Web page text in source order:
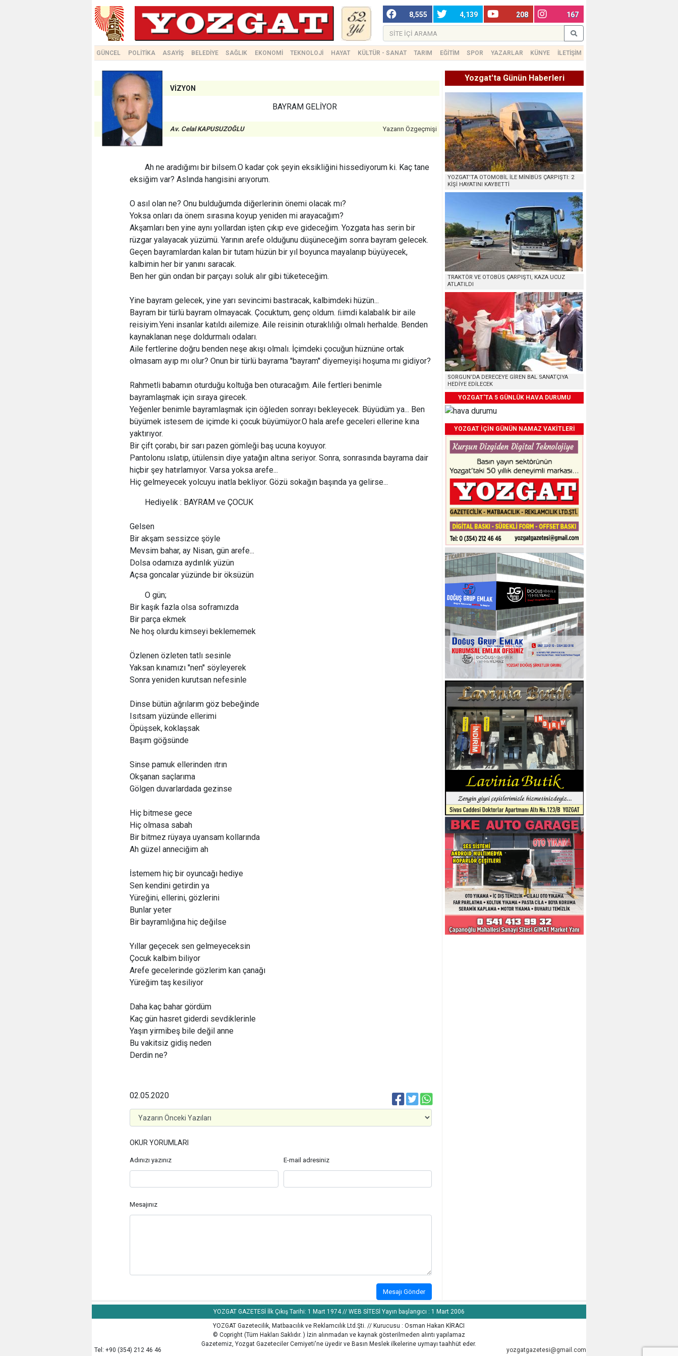
8,555 4,139 208 167
GÜNCEL POLİTİKA ASAYİŞ BELEDİYE SAĞLIK EKONOMİ TEKNOLOJİ HAYAT KÜLTÜR - SANAT TARIM EĞİTİM SPOR YAZARLAR KÜNYE İLETİŞİM
VİZYON
BAYRAM GELİYOR
Av. Celal KAPUSUZOĞLU Yazarın Özgeçmişi
Ah ne aradığımı bir bilsem.O kadar çok şeyin eksikliğini hissediyorum ki. Kaç tane
eksiğim var? Aslında hangisini arıyorum.
O asıl olan ne? Onu bulduğumda diğerlerinin önemi olacak mı?
Yoksa onları da önem sırasına koyup yeniden mi arayacağım?
Akşamları ben yine aynı yollardan işten çıkıp eve gideceğim. Yozgata has serin bir
rüzgar yalayacak yüzümü. Yarının arefe olduğunu düşüneceğim sonra bayram gelecek.
Geçen bayramlardan kalan bir tutam hüzün bir yıl boyunca mayalanıp büyüyecek,
kalbimin her bir yanını saracak.
Ben her gün ondan bir parçayı soluk alır gibi tüketeceğim.
Yine bayram gelecek, yine yarı sevincimi bastıracak, kalbimdeki hüzün...
Bayram bir türlü bayram olmayacak. Çocuktum, genç oldum. ﬁimdi kalabalık bir aile
reisiyim.Yeni insanlar katıldı ailemize. Aile reisinin oturaklılığı olmalı herhalde. Benden
kaynaklanan neşe doldurmalı odaları.
Aile fertlerine doğru benden neşe akışı olmalı. İçimdeki çocuğun hüznüne ortak
olmasam ayıp mı olur? Onun bir türlü bayrama ''bayram'' diyemeyişi hoşuma mı gidiyor?
Rahmetli babamın oturduğu koltuğa ben oturacağım. Aile fertleri benimle
bayramlaşmak için sıraya girecek.
Yeğenler benimle bayramlaşmak için öğleden sonrayı bekleyecek. Büyüdüm ya... Ben
büyümek istesem de içimde ki çocuk büyümüyor.O hala arefe geceleri ellerine kına
yaktırıyor.
Bir çift çorabı, bir sarı pazen gömleği baş ucuna koyuyor.
Pantolonu ıslatıp, ütülensin diye yatağın altına seriyor. Sonra, sonrasında bayrama dair
hiçbir şey hatırlamıyor. Varsa yoksa arefe...
Hiç gelmeyecek yolcuyu inatla bekliyor. Gözü sokağın başında ya gelirse...
Hediyelik : BAYRAM ve ÇOCUK
Gelsen
Bir akşam sessizce şöyle
Mevsim bahar, ay Nisan, gün arefe...
Dolsa odamıza aydınlık yüzün
Açsa goncalar yüzünde bir öksüzün
O gün;
Bir kaşık fazla olsa soframızda
Bir parça ekmek
Ne hoş olurdu kimseyi beklememek
Özlenen özleten tatlı sesinle
Yaksan kınamızı ''nen'' söyleyerek
Sonra yeniden kurutsan nefesinle
Dinse bütün ağrılarım göz bebeğinde
Isıtsam yüzünde ellerimi
Öpüşsek, koklaşsak
Başım göğsünde
Sinse pamuk ellerinden ıtrın
Okşanan saçlarıma
Gölgen duvarlardada gezinse
Hiç bitmese gece
Hiç olmasa sabah
Bir bitmez rüyaya uyansam kollarında
Ah güzel anneciğim ah
İstemem hiç bir oyuncağı hediye
Sen kendini getirdin ya
Yüreğini, ellerini, gözlerini
Bunlar yeter
Bir bayramlığına hiç değilse
Yıllar geçecek sen gelmeyeceksin
Çocuk kalbim biliyor
Arefe gecelerinde gözlerim kan çanağı
Yüreğim taş kesiliyor
Daha kaç bahar gördüm
Kaç gün hasret giderdi sevdiklerinle
Yaşın yirmibeş bile değil anne
Bu vakitsiz gidiş neden
Derdin ne?
02.05.2020
OKUR YORUMLARI
Adınızı yazınız E-mail adresiniz
Mesajınız
Mesajı Gönder
Yozgat'ta Günün Haberleri
YOZGAT’TA OTOMOBİL İLE MİNİBÜS ÇARPIŞTI: 2
KİŞİ HAYATINI KAYBETTİ
TRAKTÖR VE OTOBÜS ÇARPIŞTI, KAZA UCUZ
ATLATILDI
SORGUN’DA DERECEYE GİREN BAL SANATÇIYA
HEDİYE EDİLECEK
YOZGAT'TA 5 GÜNLÜK HAVA DURUMU
YOZGAT İÇİN GÜNÜN NAMAZ VAKİTLERİ
YOZGAT GAZETESİ İlk Çıkış Tarihi: 1 Mart 1974 // WEB SİTESİ Yayın başlangıcı : 1 Mart 2006
Tel: +90 (354) 212 46 46
YOZGAT Gazetecilik, Matbaacılık ve Reklamcılık Ltd.Şti. // Kurucusu : Osman Hakan KİRACI
© Copright (Tüm Hakları Saklıdır. ) İzin alınmadan ve kaynak gösterilmeden alıntı yapılamaz
Gazetemiz, Yozgat Gazeteciler Cemiyeti'ne üyedir ve Basın Meslek ilkelerine uymayı taahhüt eder.
yozgatgazetesi@gmail.com